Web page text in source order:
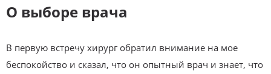
О выборе врача
В первую встречу хирург обратил внимание на мое
беспокойство и сказал, что он опытный врач и знает, что